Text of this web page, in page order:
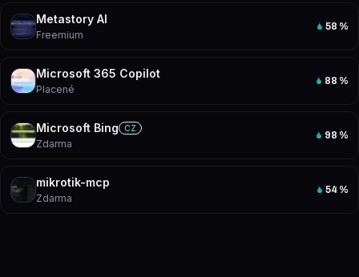
Metastory AI
Freemium
58 %
Microsoft 365 Copilot
Placené
88 %
Microsoft Bing CZ
Zdarma
98 %
mikrotik-mcp
Zdarma
54 %